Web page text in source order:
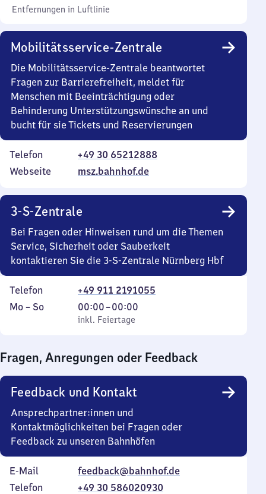
Entfernungen in Luftlinie
Mobilitätsservice-Zentrale
Die Mobilitätsservice-Zentrale beantwortet
Fragen zur Barrierefreiheit, meldet für
Menschen mit Beeinträchtigung oder
Behinderung Unterstützungswünsche an und
bucht für sie Tickets und Reservierungen
Telefon
+49 30 65212888
Webseite
msz.bahnhof.de
3-S-Zentrale
Bei Fragen oder Hinweisen rund um die Themen
Service, Sicherheit oder Sauberkeit
kontaktieren Sie die 3-S-Zentrale Nürnberg Hbf
Telefon
+49 911 2191055
Montag
Mo – So,
inkl. Feiertage
00:00–00:00
Von
0
0
Uhr
inkl. Feiertage
Fragen, Anregungen oder Feedback
Feedback und Kontakt
Ansprechpartner:innen und
Kontaktmöglichkeiten bei Fragen oder
Feedback zu unseren Bahnhöfen
E-Mail
feedback@bahnhof.de
Telefon
+49 30 586020930